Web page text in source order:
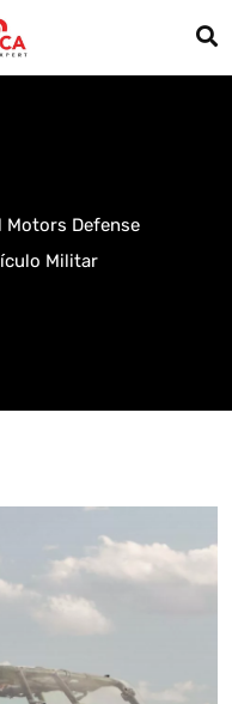
Motors Defense
Militar